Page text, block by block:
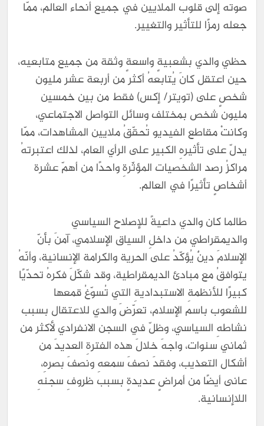
صوته إلى قلوب الملايين في جميع أنحاء العالم، ممّا
جعله رمزًا للتأثير والتغيير.
حظي والدي بشعبيةٍ واسعةٍ وثقة من جميع متابعيه،
حين اعتقل كانَ يُتابعهُ أكثر من أربعة عشر مليون
شخصٍ على (تويتر/ إكس) فقط من بين خمسين
مليون شخص بمختلف وسائل التواصل الاجتماعي،
وكانتْ مقاطع الفيديو تُحقّقُ ملايين المشاهدات، ممّا
يدلّ على تأثيرهِ الكبير على الرأي العام، لذلك اعتبرتهُ
مراكزُ رصد الشخصيات المؤثّرةِ واحدًا من أهمّ عشرة
أشخاصٍ تأثيرًا في العالم.
طالما كان والدي داعيةً للإصلاح السياسي
والديمقراطي من داخلِ السياق الإسلامي، آمنَ بأنّ
الإسلامَ دينٌ يُؤكّدُ على الحرية والكرامة الإنسانية، وأنّهُ
يتوافقُ مع مبادئ الديمقراطية، وقد شكّلَ فكرهُ تحدّيًا
كبيرًا للأنظمةِ الاستبداديةِ التي تُسوّغُ قمعها
للشعوب باسم الإسلام، تعرّضَ والدي للاعتقال بسبب
نشاطهِ السياسي، وظلّ في السجن الانفرادي لأكثر من
ثماني سنوات، واجهَ خلالَ هذه الفترةِ العديدَ من
أشكال التعذيب، وفقدَ نصفَ سمعهِ ونصفَ بصرهِ،
عانى أيضًا من أمراضٍ عديدةٍ بسبب ظروفِ سجنهِ
اللاإنسانية.